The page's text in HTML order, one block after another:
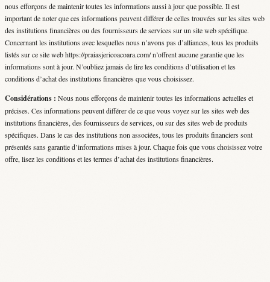
nous efforçons de maintenir toutes les informations aussi à jour que possible. Il est
important de noter que ces informations peuvent différer de celles trouvées sur les sites web
des institutions financières ou des fournisseurs de services sur un site web spécifique.
Concernant les institutions avec lesquelles nous n’avons pas d’alliances, tous les produits
listés sur ce site web https://praiasjericoacoara.com/ n’offrent aucune garantie que les
informations sont à jour. N’oubliez jamais de lire les conditions d’utilisation et les
conditions d’achat des institutions financières que vous choisissez.
Considérations : Nous nous efforçons de maintenir toutes les informations actuelles et
précises. Ces informations peuvent différer de ce que vous voyez sur les sites web des
institutions financières, des fournisseurs de services, ou sur des sites web de produits
spécifiques. Dans le cas des institutions non associées, tous les produits financiers sont
présentés sans garantie d’informations mises à jour. Chaque fois que vous choisissez votre
offre, lisez les conditions et les termes d’achat des institutions financières.